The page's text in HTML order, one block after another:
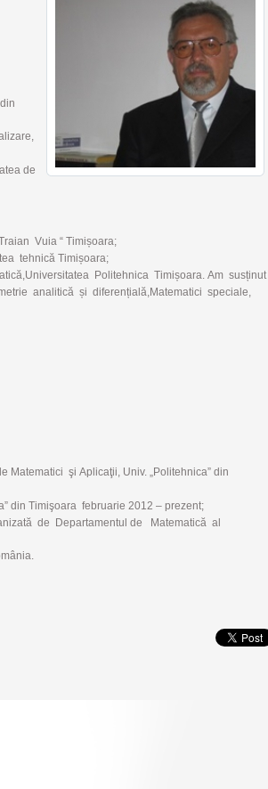
de
Vuia “Timișoara;
tehnică Timișoara;
Politehnica Timișoara.Am susținut
analitică și diferențială,Matematici speciale,
Matematici şi Aplicaţii, Univ. „Politehnica” din
din Timişoara februarie 2012 – prezent;
de
Departamentul de Matematică al